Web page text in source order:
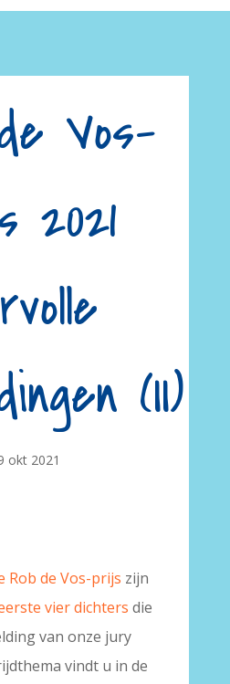
Vos-
2021
(II)
okt 2021
Rob de Vos-prijs zijn
vier dichters die
van onze jury
vindt u in de